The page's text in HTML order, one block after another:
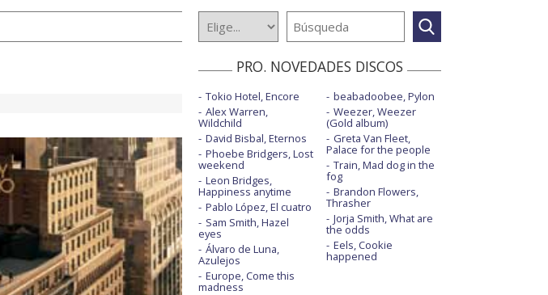
PRO. NOVEDADES DISCOS
Tokio Hotel, Encore
Alex Warren,
Wildchild
David Bisbal, Eternos
Phoebe Bridgers, Lost
weekend
Leon Bridges,
Happiness anytime
Pablo López, El cuatro
Sam Smith, Hazel
eyes
Álvaro de Luna,
Azulejos
Europe, Come this
madness
beabadoobee, Pylon
Weezer, Weezer
(Gold album)
Greta Van Fleet,
Palace for the people
Train, Mad dog in the
fog
Brandon Flowers,
Thrasher
Jorja Smith, What are
the odds
Eels, Cookie
happened